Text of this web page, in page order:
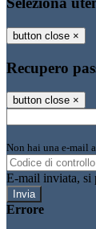
button close ×
Recupero
button close ×
Non hai una e-mail
E-mail inviata, si
Errore